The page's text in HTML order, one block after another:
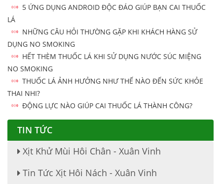
5 ỨNG DỤNG ANDROID ĐỘC ĐÁO GIÚP BẠN CAI THUỐC
LÁ
NHỮNG CÂU HỎI THƯỜNG GẶP KHI KHÁCH HÀNG SỬ
DỤNG NO SMOKING
HẾT THÈM THUỐC LÁ KHI SỬ DỤNG NƯỚC SÚC MIỆNG
NO SMOKING
THUỐC LÁ ẢNH HƯỞNG NHƯ THẾ NÀO ĐẾN SỨC KHỎE
THAI NHI?
ĐỘNG LỰC NÀO GIÚP CAI THUỐC LÁ THÀNH CÔNG?
TIN TỨC
Xịt Khử Mùi Hôi Chân - Xuân Vinh
Tin Tức Xịt Hôi Nách - Xuân Vinh